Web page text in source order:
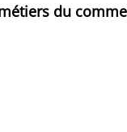
du